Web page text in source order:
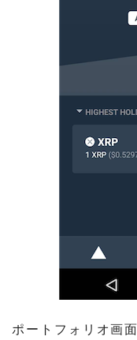
ポートフォリオ画